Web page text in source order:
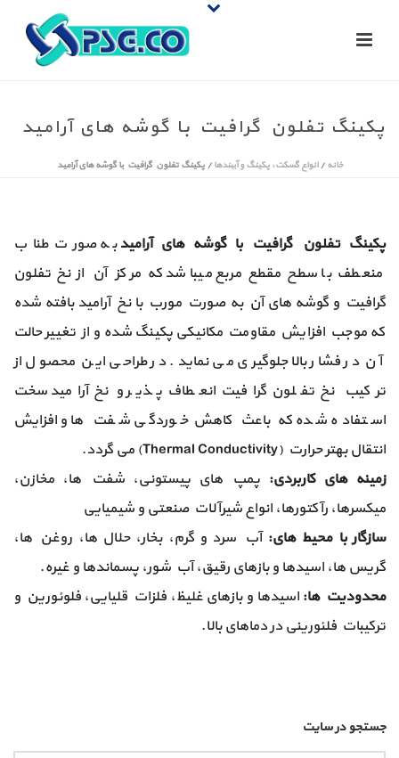
پکینگ تفلون گرافیت با گوشه های آرامید
خانه /انواع گسکت، پکینگ و آببندها /پکینگ تفلون گرافیت با گوشه های آرامید
پکینگ تفلون گرافیت با گوشه های آرامیدبه صورت طناب
منعطف با سطح مقطع مربع میباشد که مرکز آن از نخ تفلون
گرافیت و گوشه های آن به صورت مورب با نخ آرامید بافته شده
که موجب افزایش مقاومت مکانیکی پکینگ شده و از تغییر حالت
آن در فشار بالا جلوگیری می نماید. در طراحی این محصول از
ترکیب نخ تفلون گرافیت انعطاف پذیر و نخ آرامید سخت
استفاده شده که باعث کاهش خوردگی شفت ها و افزایش
انتقال بهتر حرارت (Thermal Conductivity) می گردد.
زمینه های کاربردی: پمپ های پیستونی، شفت ها، مخازن،
میکسرها، رآکتورها، انواع شیرآلات صنعتی و شیمیایی
سازگار با محیط های:آب سرد و گرم، بخار، حلال ها، روغن ها،
گریس ها، اسیدها و بازهای رقیق، آب شور، پسماندها و غیره.
محدودیت ها:اسیدها و بازهای غلیظ، فلزات قلیایی، فلوئورین و
ترکیبات فلئورینی در دماهای بالا.
جستجو در سایت